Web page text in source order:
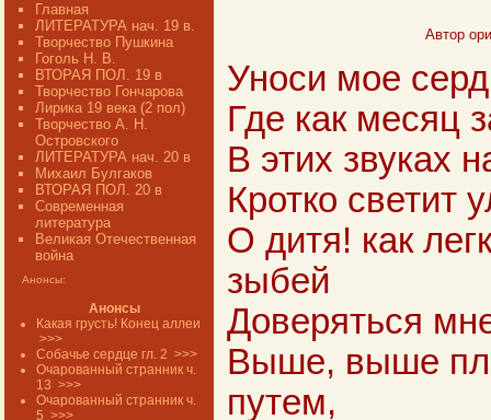
Главная
ЛИТЕРАТУРА нач. 19 в.
Творчество Пушкина
Гоголь Н. В.
ВТОРАЯ ПОЛ. 19 в
Творчество Гончарова
Лирика 19 века (2 пол)
Творчество А. Н.
Островского
ЛИТЕРАТУРА нач. 20 в
Михаил Булгаков
ВТОРАЯ ПОЛ. 20 в
Современная
литература
Великая Отечественная
война
Анонсы:
Анонсы
Какая грусть! Конец аллеи
>>>
Собачье сердце гл. 2 >>>
Очарованный странник ч.
13 >>>
Очарованный странник ч.
5 >>>
Автор
Уноси мое
Где как месяц
В этих звуках
Кротко светит
О дитя! как
зыбей
Доверяться
Выше, выше
путем,